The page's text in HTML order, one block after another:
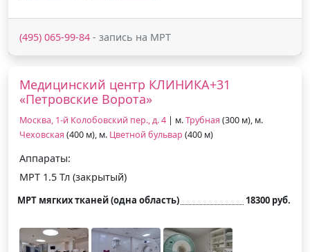
(495) 065-99-84 - запись на МРТ
Медицинский центр КЛИНИКА+31
«Петровские Ворота»
Москва, 1-й Колобовский пер., д. 4 | м.Трубная (300 м), м.
Чеховская (400 м), м. Цветной бульвар (400 м)
Аппараты:
МРТ 1.5 Тл (закрытый)
МРТ мягких тканей (одна область) 18300 руб.